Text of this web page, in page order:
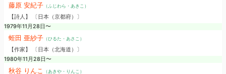
藤原 安紀子（ふじわら・あきこ）
【詩人】 〔日本（京都府）〕
1979年11月28日〜
蛭田 亜紗子（ひるた・あさこ）
【作家】 〔日本（北海道）〕
1980年11月28日〜
秋谷 りんこ （あきや・りんこ）